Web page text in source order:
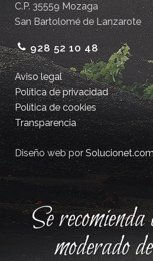
C.P. 35559 Mozaga
San Bartolomé de Lanzarote
928 52 10 48
Aviso legal
Política de privacidad
Política de cookies
Transparencia
Diseño web porSolucionet.com
Se recomienda
moderado